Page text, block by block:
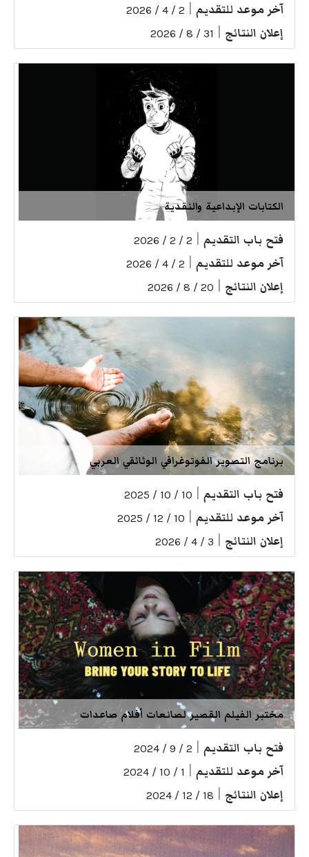
آخر موعد للتقديم 2 / 4 / 2026
إعلان النتائج 31 / 8 / 2026
الكتابات الإبداعية والنقدية
فتح باب التقديم 2 / 2 / 2026
آخر موعد للتقديم 2 / 4 / 2026
إعلان النتائج 20 / 8 / 2026
برنامج التصوير الفوتوغرافي الوثائقي العربي
فتح باب التقديم 10 / 10 / 2025
آخر موعد للتقديم 10 / 12 / 2025
إعلان النتائج 3 / 4 / 2026
مختبر الفيلم القصير لصانعات أفلام صاعدات
فتح باب التقديم 2 / 9 / 2024
آخر موعد للتقديم 1 / 10 / 2024
إعلان النتائج 18 / 12 / 2024